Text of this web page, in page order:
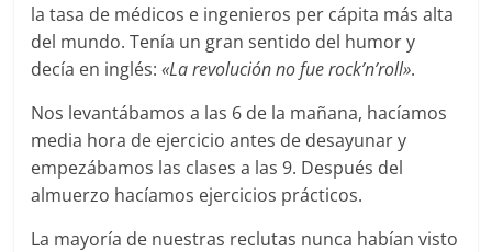
la tasa de médicos e ingenieros per cápita más alta
del mundo. Tenía un gran sentido del humor y
decía en inglés: «La revolución no fue rock’n’roll».
Nos levantábamos a las 6 de la mañana, hacíamos
media hora de ejercicio antes de desayunar y
empezábamos las clases a las 9. Después del
almuerzo hacíamos ejercicios prácticos.
La mayoría de nuestras reclutas nunca habían visto